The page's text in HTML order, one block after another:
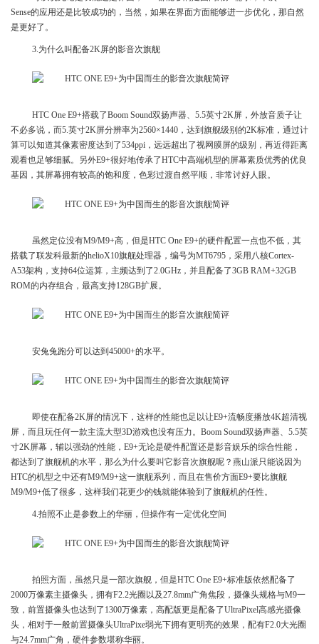
Sense的应用还是比较成功的，当然，如果在界面方面能够进一步优化，那自然
是更好了。
3.为什么叫配备2K屏的影音次旗舰
HTC One E9+搭载了Boom Sound双扬声器、5.5英寸2K屏，外放音质子让
不必多说，而5.英寸2K屏分辨率为2560×1440，达到旗舰级别的2K标准，通过计
算可以知道其像素密度达到了534ppi，远远超出了视网膜屏的级别，再近得距离
观看也足够细腻。另外E9+很好地传承了HTC中高端机型的屏幕素质优秀的优良
基因，其屏幕拥有较高的饱和度，色彩过渡自然平顺，非常讨好人眼。
虽然定位没有M9/M9+高，但是HTC One E9+的硬件配置一点也不低，其
搭载了联发科最新的helioX10旗舰处理器，编号为MT6795，采用八核Cortex-
A53架构，支持64位运算，主频达到了2.0GHz，并且配备了3GB RAM+32GB
ROM的内存组合，最高支持128GB扩展。
安兔兔跑分可以达到45000+的水平。
即使在配备2K屏的情况下，这样的性能也足以让E9+流畅度播放4K超清视
屏，而且玩任何一款主流大型3D游戏也没有压力。Boom Sound双扬声器、5.5英
寸2K屏幕，辅以强劲的性能，E9+无论是硬件配置还是影音娱乐的综合性能，
都达到了旗舰机的水平，那么为什么要叫它影音次旗舰呢？燕山派只能说因为
HTC的机型之中还有M9/M9+这一旗舰系列，而且在售价方面E9+要比旗舰
M9/M9+低了很多，这样我们花更少的钱就能体验到了旗舰机的任性。
4.拍照不止是参数上的华丽，但操作有一定优化空间
拍照方面，虽然只是一部次旗舰，但是HTC One E9+标准版依然配备了
2000万像素主摄像头，拥有F2.2光圈以及27.8mm广角焦段，摄像头规格与M9一
致，前置摄像头也达到了1300万像素，高配版更是配备了UltraPixel高感光摄像
头，相对于一般前置摄像头UltraPixe弱光下拥有更明亮的效果，配有F2.0大光圈
与24.7mm广角，硬件参数堪称华丽。